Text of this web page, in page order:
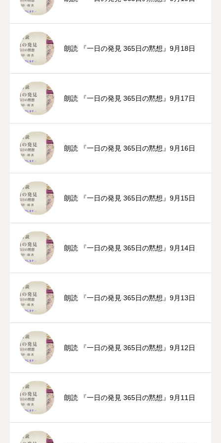
朗読 『一日の発見 365日の黙想』9月18日
朗読 『一日の発見 365日の黙想』9月17日
朗読 『一日の発見 365日の黙想』9月16日
朗読 『一日の発見 365日の黙想』9月15日
朗読 『一日の発見 365日の黙想』9月14日
朗読 『一日の発見 365日の黙想』9月13日
朗読 『一日の発見 365日の黙想』9月12日
朗読 『一日の発見 365日の黙想』9月11日